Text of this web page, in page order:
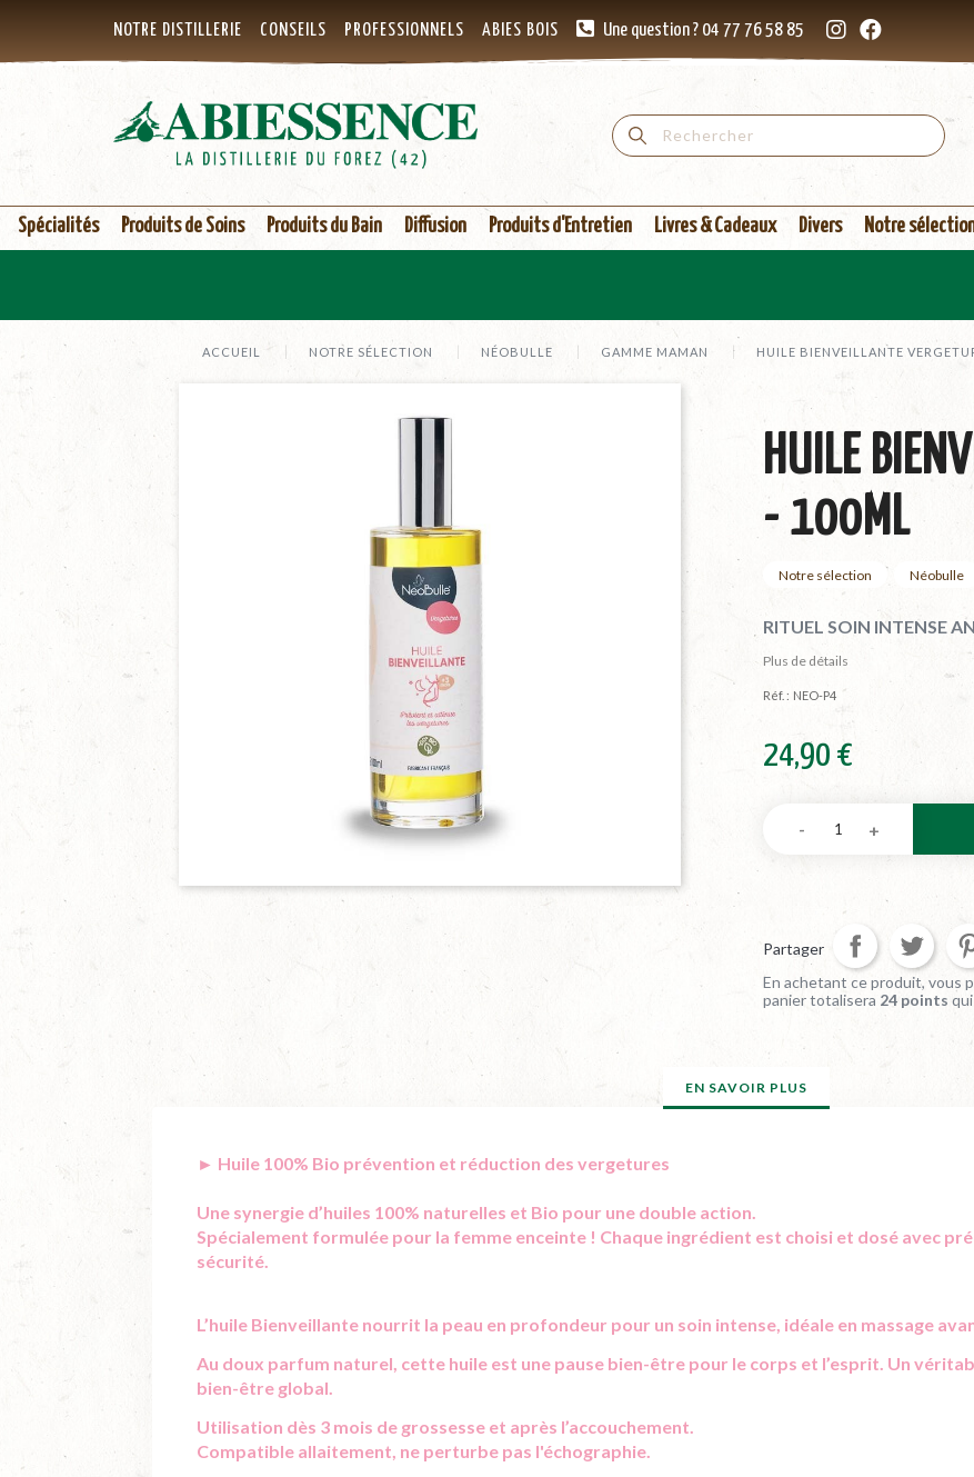
NOTRE DISTILLERIE CONSEILS PROFESSIONNELS ABIES BOIS Une question ? 04 77 76 58 85
Spécialités Produits de Soins Produits du Bain Diffusion Produits d'Entretien Livres & Cadeaux Divers Notre
ACCUEIL NOTRE SÉLECTION NÉOBULLE GAMME MAMAN HUILE BIENVEILLANTE
HUILE
- 100ML
Notre sélection Néobulle
RITUEL SOIN INTENSE
Plus de détails
Réf. : NEO-P4
24,90 €
Partager
En achetant ce produit, vous
panier totalisera 24 points
EN SAVOIR PLUS
► Huile 100% Bio prévention et réduction des vergetures
Une synergie d’huiles 100% naturelles et Bio pour une double action.
Spécialement formulée pour la femme enceinte ! Chaque ingrédient est choisi et dosé avec
sécurité.
L’huile Bienveillante nourrit la peau en profondeur pour un soin intense, idéale en massage
Au doux parfum naturel, cette huile est une pause bien-être pour le corps et l’esprit. Un
bien-être global.
Utilisation dès 3 mois de grossesse et après l’accouchement.
Compatible allaitement, ne perturbe pas l'échographie.